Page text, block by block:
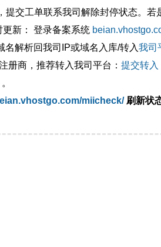
交工单联系我司解除封停状态。若
新： 登录备案系统
解析回我司IP或域名入库/转入我司
册商，推荐转入我司平台： 提交转入
miicheck/刷新状